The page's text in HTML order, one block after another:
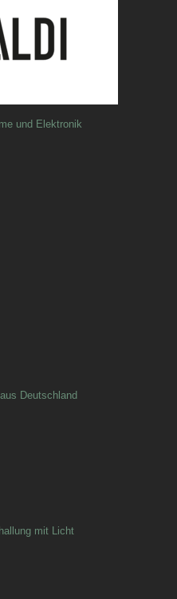
und Elektronik
Deutschland
mit Licht